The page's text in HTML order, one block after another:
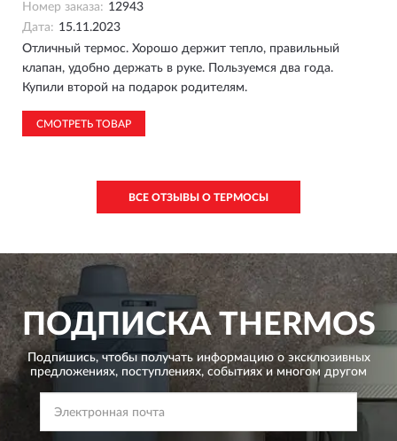
Номер заказа: 12943
Дата: 15.11.2023
Отличный термос. Хорошо держит тепло, правильный
клапан, удобно держать в руке. Пользуемся два года.
Купили второй на подарок родителям.
СМОТРЕТЬ ТОВАР
ВСЕ ОТЗЫВЫ О ТЕРМОСЫ
ПОДПИСКАTHERMOS
Подпишись, чтобы получать информацию о эксклюзивных
предложениях, поступлениях, событиях и многом другом